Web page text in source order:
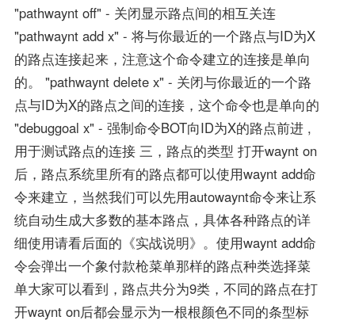
"pathwaynt off" - 关闭显示路点间的相互关连
"pathwaynt add x" - 将与你最近的一个路点与ID为X
的路点连接起来，注意这个命令建立的连接是单向
的。 "pathwaynt delete x" - 关闭与你最近的一个路
点与ID为X的路点之间的连接，这个命令也是单向的
"debuggoal x" - 强制命令BOT向ID为X的路点前进 ,
用于测试路点的连接 三，路点的类型 打开waynt on
后，路点系统里所有的路点都可以使用waynt add命
令来建立，当然我们可以先用autowaynt命令来让系
统自动生成大多数的基本路点，具体各种路点的详
细使用请看后面的《实战说明》。使用waynt add命
令会弹出一个象付款枪菜单那样的路点种类选择菜
单大家可以看到，路点共分为9类，不同的路点在打
开waynt on后都会显示为一根根颜色不同的条型标